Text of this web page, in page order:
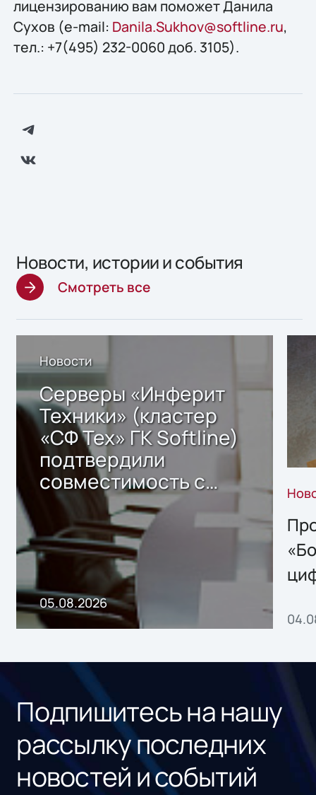
лицензированию вам поможет Данила
Сухов (e-mail: Danila.Sukhov@softline.ru,
тел.: +7(495) 232-0060 доб. 3105).
Новости, истории и события
Смотреть все
Новости
Серверы «Инферит
Техники» (кластер
«СФ Тех» ГК Softline)
подтвердили
совместимость с
решением Sharx
Storage 2.x для
хранения данных
05.08.2026
Подпишитесь на нашу
рассылку последних
новостей и событий